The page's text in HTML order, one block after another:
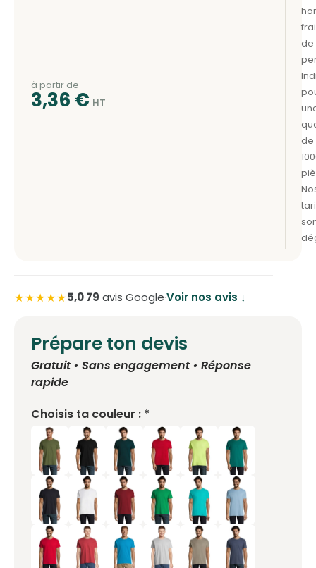
à partir de
3,36 €
★★★★★5,0·79 avis Google·Voir nos avis ↓
Prépare ton devis
Gratuit • Sans engagement • Réponse
rapide
Choisis ta couleur : *